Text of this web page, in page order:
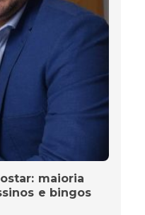
maioria
e bingos